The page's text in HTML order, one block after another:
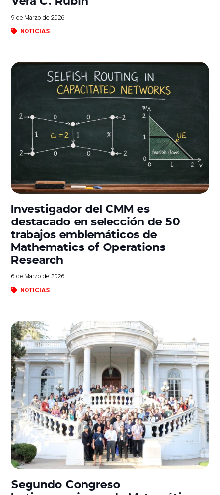
9 de Marzo de 2026
NOTICIAS
Investigador del CMM es
destacado en selección de 50
trabajos emblemáticos de
Mathematics of Operations
Research
6 de Marzo de 2026
NOTICIAS
Segundo Congreso